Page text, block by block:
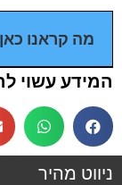
מה קראנו
המידע עשוי
ניווט מהיר